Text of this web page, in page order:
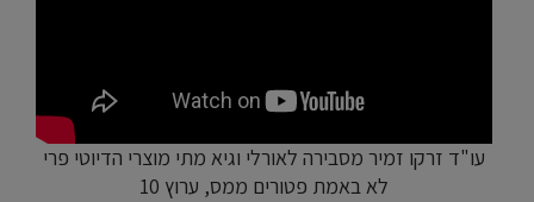
עו"ד זרקו זמיר מסבירה לאורלי וגיא מתי מוצרי הדיוטי פרי
לא באמת פטורים ממס, ערוץ 10